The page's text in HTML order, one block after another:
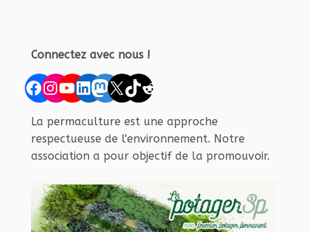
Connectez avec nous !
Facebook
Instagram
YouTube
LinkedIn
Mastodon
X TikTok
Reddit
La permaculture est une approche
respectueuse de l'environnement. Notre
association a pour objectif de la promouvoir.